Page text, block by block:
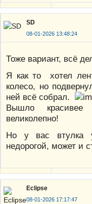
SD
08-01-2026 13:48:24
Тоже вариант, всё
Я как то хотел
колесо, но
ней всё собрал.
Вышло
великолепно!
Но у вас втулка
недорогой, может и
Eclipse
08-01-2026 17:17:47